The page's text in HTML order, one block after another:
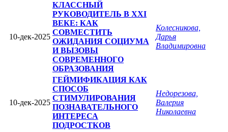
10-дек-2025
КЛАССНЫЙ
РУКОВОДИТЕЛЬ В XXI
ВЕКЕ: КАК
СОВМЕСТИТЬ
ОЖИДАНИЯ СОЦИУМА
И ВЫЗОВЫ
СОВРЕМЕННОГО
ОБРАЗОВАНИЯ
Колесникова,
Дарья
Владимировна
10-дек-2025
ГЕЙМИФИКАЦИЯ КАК
СПОСОБ
СТИМУЛИРОВАНИЯ
ПОЗНАВАТЕЛЬНОГО
ИНТЕРЕСА
ПОДРОСТКОВ
Недорезова,
Валерия
Николаевна